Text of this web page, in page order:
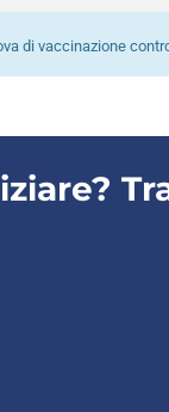
di vaccinazione